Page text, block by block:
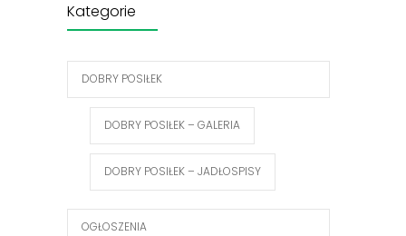
Kategorie
DOBRY POSIŁEK
DOBRY POSIŁEK – GALERIA
DOBRY POSIŁEK – JADŁOSPISY
OGŁOSZENIA